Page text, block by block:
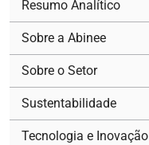
Resumo Analítico
Sobre a Abinee
Sobre o Setor
Sustentabilidade
Tecnologia e Inovação